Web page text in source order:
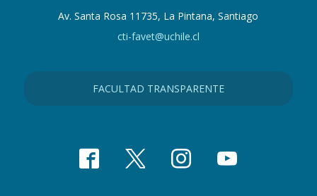
Av. Santa Rosa 11735, La Pintana, Santiago
cti-favet@uchile.cl
FACULTAD TRANSPARENTE